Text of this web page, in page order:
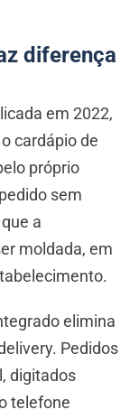
diferença
em 2022,
cardápio de
próprio
sem
a
moldada, em
elimina
Pedidos
digitados
telefone